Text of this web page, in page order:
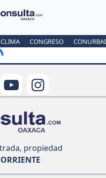
CLIMA CONGRESO
propiedad